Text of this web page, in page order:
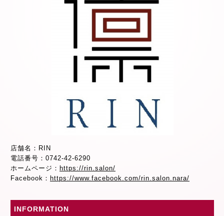
店舗名：RIN
電話番号：0742-42-6290
ホームページ： https://rin.salon/
Facebook： https://www.facebook.com/rin.salon.nara/
INFORMATION